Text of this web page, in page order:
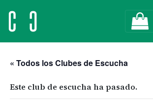
MAIN NAVIGATION
« Todos los Clubes de Escucha
Este club de escucha ha pasado.